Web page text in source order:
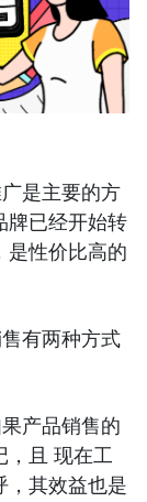
是主要的方
牌已经开始转
是性价比高的
有两种方式
产品销售的
，且 现在工
，其效益也是